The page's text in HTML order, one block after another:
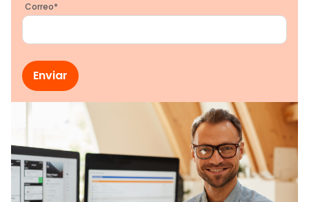
Correo*